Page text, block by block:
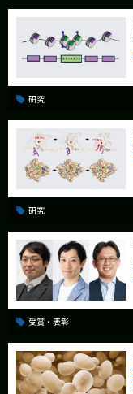
研究
研究
受賞・表彰